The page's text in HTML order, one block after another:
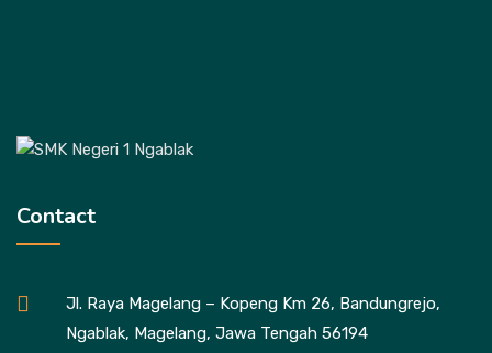
Contact
Jl. Raya Magelang – Kopeng Km 26, Bandungrejo,
Ngablak, Magelang, Jawa Tengah 56194